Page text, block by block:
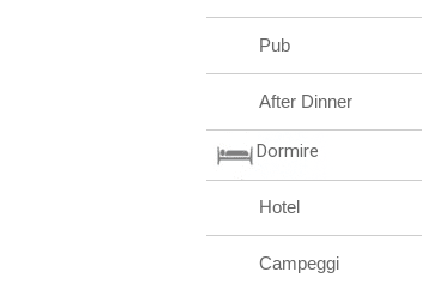
Pub
After Dinner
Dormire
Hotel
Campeggi